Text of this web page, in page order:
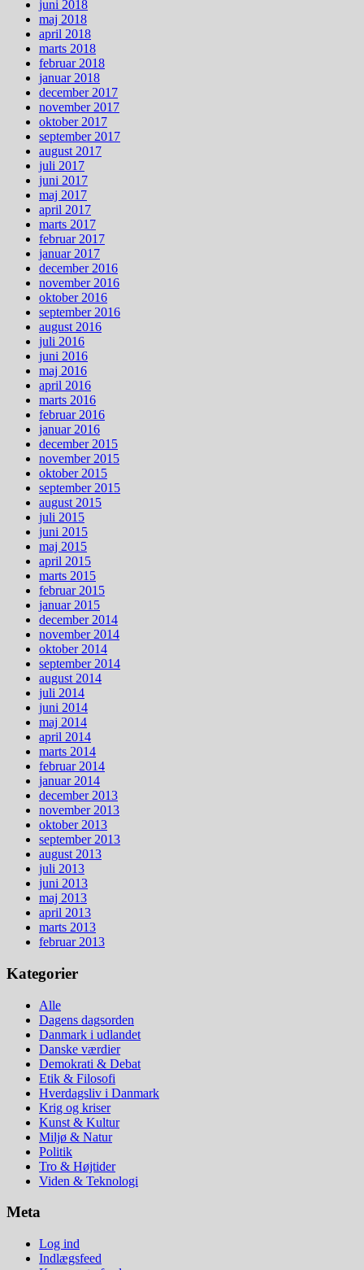
juni 2018
maj 2018
april 2018
marts 2018
februar 2018
januar 2018
december 2017
november 2017
oktober 2017
september 2017
august 2017
juli 2017
juni 2017
maj 2017
april 2017
marts 2017
februar 2017
januar 2017
december 2016
november 2016
oktober 2016
september 2016
august 2016
juli 2016
juni 2016
maj 2016
april 2016
marts 2016
februar 2016
januar 2016
december 2015
november 2015
oktober 2015
september 2015
august 2015
juli 2015
juni 2015
maj 2015
april 2015
marts 2015
februar 2015
januar 2015
december 2014
november 2014
oktober 2014
september 2014
august 2014
juli 2014
juni 2014
maj 2014
april 2014
marts 2014
februar 2014
januar 2014
december 2013
november 2013
oktober 2013
september 2013
august 2013
juli 2013
juni 2013
maj 2013
april 2013
marts 2013
februar 2013
Kategorier
Alle
Dagens dagsorden
Danmark i udlandet
Danske værdier
Demokrati & Debat
Etik & Filosofi
Hverdagsliv i Danmark
Krig og kriser
Kunst & Kultur
Miljø & Natur
Politik
Tro & Højtider
Viden & Teknologi
Meta
Log ind
Indlægsfeed